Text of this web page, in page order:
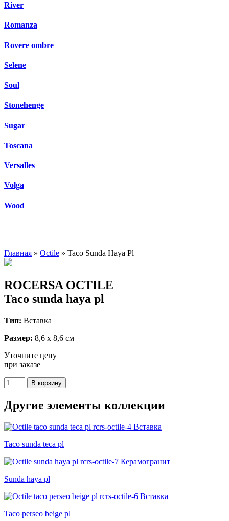
River
Romanza
Rovere ombre
Selene
Soul
Stonehenge
Sugar
Toscana
Versalles
Volga
Wood
Главная » Octile » Taco Sunda Haya Pl
ROCERSA OCTILE
Taco sunda haya pl
Тип: Вставка
Размер: 8,6 x 8,6 см
Уточните цену
при заказе
Другие элементы коллекции
Taco sunda teca pl
Sunda haya pl
Taco perseo beige pl